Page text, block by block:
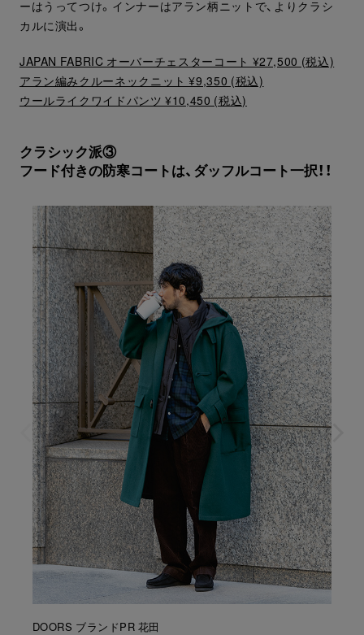
ーはうってつけ。インナーはアラン柄ニットで、よりクラシ
カルに演出。
JAPAN FABRIC オーバーチェスターコート ¥27,500 (税込)
アラン編みクルーネックニット ¥9,350 (税込)
ウールライクワイドパンツ ¥10,450 (税込)
クラシック派③
フード付きの防寒コートは、ダッフルコート一択！！
DOORS ブランドPR 花田